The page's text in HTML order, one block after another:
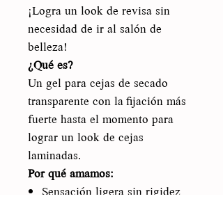
¡Logra un look de revisa sin
necesidad de ir al salón de
belleza!
¿Qué es?
Un gel para cejas de secado
transparente con la fijación más
fuerte hasta el momento para
lograr un look de cejas
laminadas.
Por qué amamos:
Sensación ligera sin rigidez